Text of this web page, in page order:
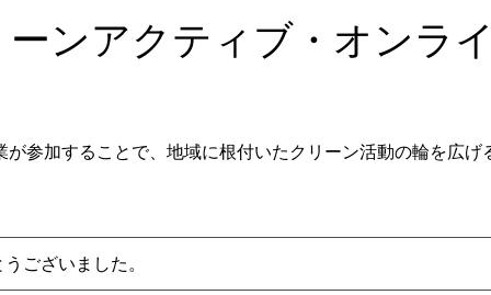
ンアクティブ・オンラ
参加することで、地域に根付いたクリーン活動の輪を広げ
ございました。